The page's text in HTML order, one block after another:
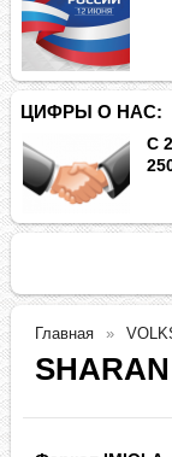
ЦИФРЫ О НАС:
С
Главная